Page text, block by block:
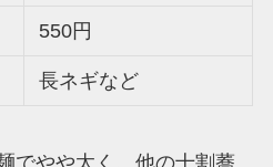
550円
長ネギなど